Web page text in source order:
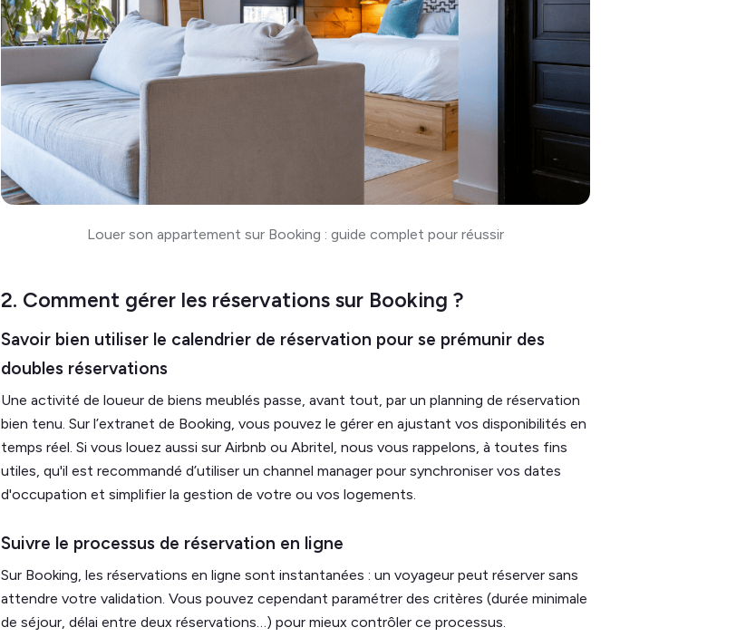
Louer son appartement sur Booking : guide complet pour réussir
2. Comment gérer les réservations sur Booking ?
Savoir bien utiliser le calendrier de réservation pour se prémunir des
doubles réservations
Une activité de loueur de biens meublés passe, avant tout, par un planning de réservation
bien tenu. Sur l’extranet de Booking, vous pouvez le gérer en ajustant vos disponibilités en
temps réel. Si vous louez aussi sur Airbnb ou Abritel, nous vous rappelons, à toutes fins
utiles, qu'il est recommandé d’utiliser un channel manager pour synchroniser vos dates
d'occupation et simplifier la gestion de votre ou vos logements.
Suivre le processus de réservation en ligne
Sur Booking, les réservations en ligne sont instantanées : un voyageur peut réserver sans
attendre votre validation. Vous pouvez cependant paramétrer des critères (durée minimale
de séjour, délai entre deux réservations…) pour mieux contrôler ce processus.